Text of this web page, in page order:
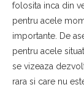
folosita inca din
pentru acele
importante. De
pentru acele
se vizeaza
rara si care nu